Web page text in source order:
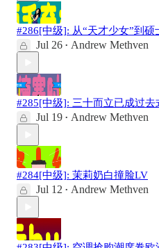
#286[中级]: 从“天才少女”到硕
Jul 26 • Andrew Methven
#285[中级]: 三十而立已成过去
Jul 19 • Andrew Methven
#284[中级]: 茉莉奶白撞脸LV
Jul 12 • Andrew Methven